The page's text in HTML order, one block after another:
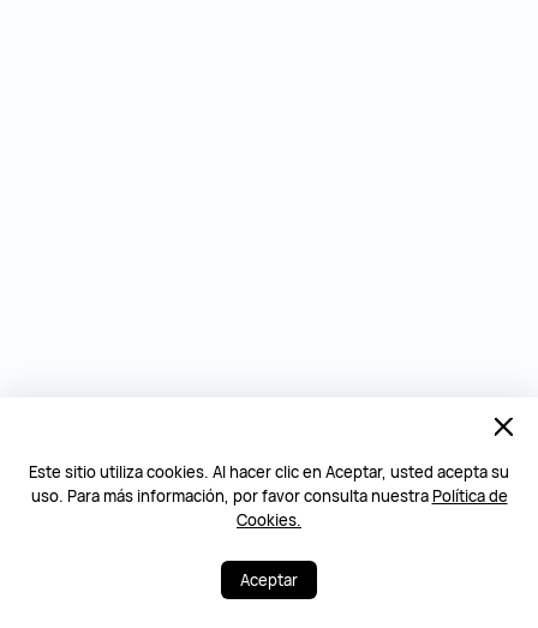
Este sitio utiliza cookies. Al hacer clic en Aceptar, usted acepta su
uso. Para más información, por favor consulta nuestraPolítica de
Cookies.
Aceptar